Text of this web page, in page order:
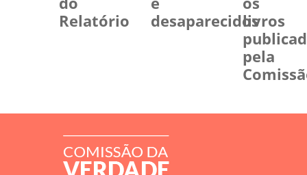
Relatório
desaparecidoslivros
pela